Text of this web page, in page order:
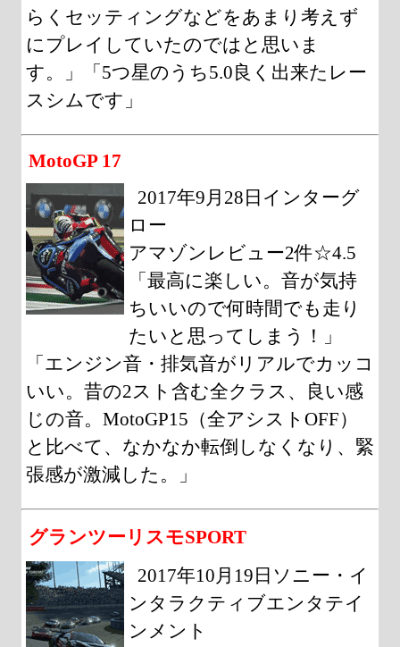
らくセッティングなどをあまり考えず
にプレイしていたのではと思いま
す。」「5つ星のうち5.0良く出来たレー
スシムです」
MotoGP 17
2017年9月28日インターグ
ロー
アマゾンレビュー2件☆4.5
「最高に楽しい。音が気持
ちいいので何時間でも走り
たいと思ってしまう！」
「エンジン音・排気音がリアルでカッコ
いい。昔の2スト含む全クラス、良い感
じの音。MotoGP15（全アシストOFF）
と比べて、なかなか転倒しなくなり、緊
張感が激減した。」
グランツーリスモSPORT
2017年10月19日ソニー・イ
ンタラクティブエンタテイ
ンメント